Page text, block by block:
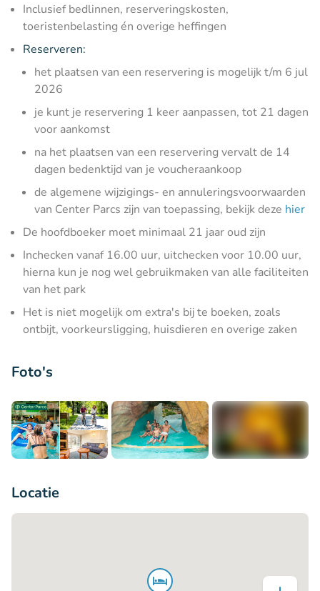
Inclusief bedlinnen, reserveringskosten,
toeristenbelasting én overige heffingen
Reserveren:
het plaatsen van een reservering is mogelijk t/m 6 jul
2026
je kunt je reservering 1 keer aanpassen, tot 21 dagen
voor aankomst
na het plaatsen van een reservering vervalt de 14
dagen bedenktijd van je voucheraankoop
de algemene wijzigings- en annuleringsvoorwaarden
van Center Parcs zijn van toepassing, bekijk deze hier
De hoofdboeker moet minimaal 21 jaar oud zijn
Inchecken vanaf 16.00 uur, uitchecken voor 10.00 uur,
hierna kun je nog wel gebruikmaken van alle faciliteiten
van het park
Het is niet mogelijk om extra's bij te boeken, zoals
ontbijt, voorkeursligging, huisdieren en overige zaken
Foto's
Locatie